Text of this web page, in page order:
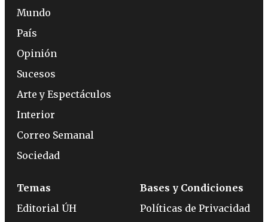
Mundo
País
Opinión
Sucesos
Arte y Espectáculos
Interior
Correo Semanal
Sociedad
Temas
Editorial ÚH
Bases y Condiciones
Políticas de Privacidad